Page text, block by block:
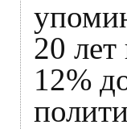
20
12%